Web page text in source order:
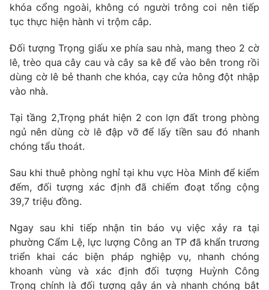
Tổng đài VTV:024.38 355 931 - 024.38 355 932
Ðiện thoại Thời báo VTV: 024.66 897 897
Email:toasoan@vtv.vn
Liên hệ quảng cáo:024-7300.7108
® Cấm sao chép dưới mọi hình thức nếu không có sự chấp
thuận bằng văn bản. Ghi rõ nguồn VTV.vn khi phát hành lại
thông tin từ website này.
khóa cổng ngoài, không có người trông coi nên tiếp
tục thực hiện hành vi trộm cắp.
Đối tượng Trọng giấu xe phía sau nhà, mang theo 2 cờ
lê, trèo qua cây cau và cây sa kê để vào bên trong rồi
dùng cờ lê bẻ thanh che khóa, cạy cửa hông đột nhập
vào nhà.
Tại tầng 2,Trọng phát hiện 2 con lợn đất trong phòng
ngủ nên dùng cờ lê đập vỡ để lấy tiền sau đó nhanh
chóng tẩu thoát.
Sau khi thuê phòng nghỉ tại khu vực Hòa Minh để kiểm
đếm, đối tượng xác định đã chiếm đoạt tổng cộng
39,7 triệu đồng.
Ngay sau khi tiếp nhận tin báo vụ việc xảy ra tại
phường Cẩm Lệ, lực lượng Công an TP đã khẩn trương
triển khai các biện pháp nghiệp vụ, nhanh chóng
khoanh vùng và xác định đối tượng Huỳnh Công
Trọng chính là đối tượng gây án và nhanh chóng bắt